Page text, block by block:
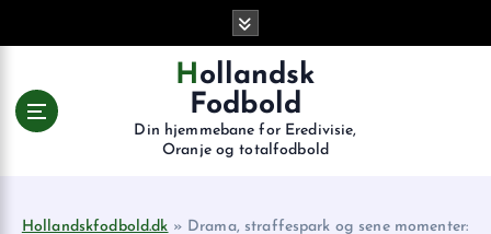
Hollandsk
Fodbold
Din hjemmebane for Eredivisie,
Oranje og totalfodbold
Hollandskfodbold.dk » Drama, straffespark og sene momenter: